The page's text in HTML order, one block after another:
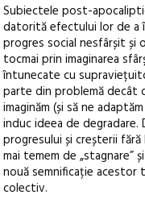
Subiectele post-
datorită efectului lor de a
progres social nesfârșit și
tocmai prin imaginarea
întunecate cu
parte din problemă decât
imaginăm (și să ne
induc ideea de degradare.
progresului și creșterii
mai temem de „stagnare”
nouă semnificație acestor
colectiv.